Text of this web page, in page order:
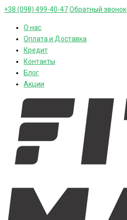
+38 (098) 499-40-47Обратный звонок
О нас
Оплата и Доставка
Кредит
Контакты
Блог
Акции